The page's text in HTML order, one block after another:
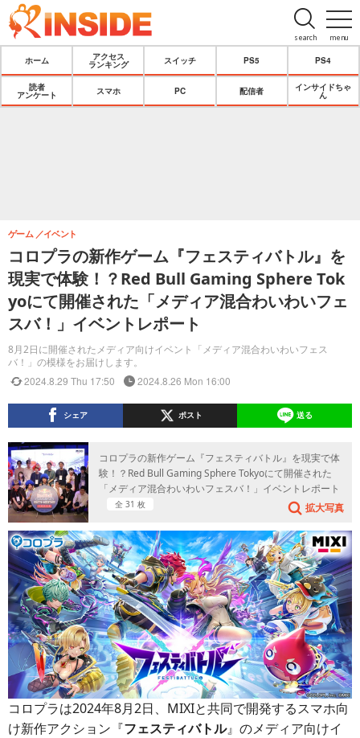
menu
search
ホーム
アクセス
ランキング
スイッチ PS5 PS4
読者
アンケート
スマホ PC 配信者
インサイドちゃ
ん
コロプラの新作ゲーム『フェスティバトル』を
現実で体験！？Red Bull Gaming Sphere Tok
yoにて開催された「メディア混合わいわいフェ
スバ！」イベントレポート
8月2日に開催されたメディア向けイベント「メディア混合わいわいフェス
バ！」の模様をお届けします。
ゲーム イベント
2024.8.29 Thu 17:50 2024.8.26 Mon 16:00
シェア ポスト 送る
コロプラの新作ゲーム『フェスティバトル』を現実で体
験！？Red Bull Gaming Sphere Tokyoにて開催された
「メディア混合わいわいフェスバ！」イベントレポート
全 31 枚 拡大写真
コロプラは2024年8月2日、MIXIと共同で開発するスマホ向
け新作アクション『フェスティバトル』のメディア向けイ